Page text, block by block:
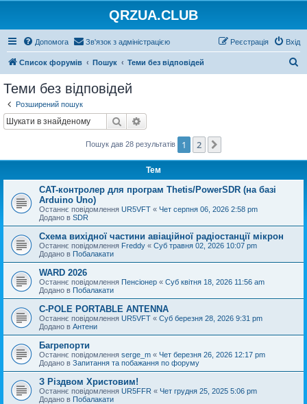
QRZUA.CLUB
Допомога Зв'язок з адміністрацією Вхід
Реєстрація
Список форумів Пошук Теми без відповідей
Теми без відповідей
Розширений пошук
Пошук
Пошук дав 28 результатів 1 2
Тем
CAT-контролер для програм Thetis/PowerSDR (на базі
Arduino Uno)
Останнє повідомлення UR5VFT « Чет серпня 06, 2026 2:58 pm
Додано в SDR
Схема вихідної частини авіаційної радіостанції мікрон
Останнє повідомлення Freddy « Суб травня 02, 2026 10:07 pm
Додано в Побалакати
WARD 2026
Останнє повідомлення Пенсіонер « Суб квітня 18, 2026 11:56 am
Додано в Побалакати
C-POLE PORTABLE ANTENNA
Останнє повідомлення UR5VFT « Суб березня 28, 2026 9:31 pm
Додано в Антени
Багрепорти
Останнє повідомлення serge_m « Чет березня 26, 2026 12:17 pm
Додано в Запитання та побажання по форуму
З Різдвом Христовим!
Останнє повідомлення UR5FFR « Чет грудня 25, 2025 5:06 pm
Додано в Побалакати